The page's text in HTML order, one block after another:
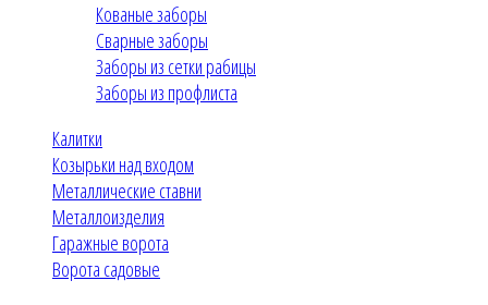
Кованые заборы
Сварные заборы
Заборы из сетки рабицы
Заборы из профлиста
Калитки
Козырьки над входом
Металлические ставни
Металлоизделия
Гаражные ворота
Ворота садовые